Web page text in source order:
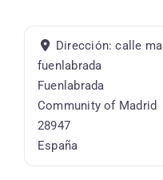
Dirección:calle
fuenlabrada
Fuenlabrada
Community of Madrid
28947
España